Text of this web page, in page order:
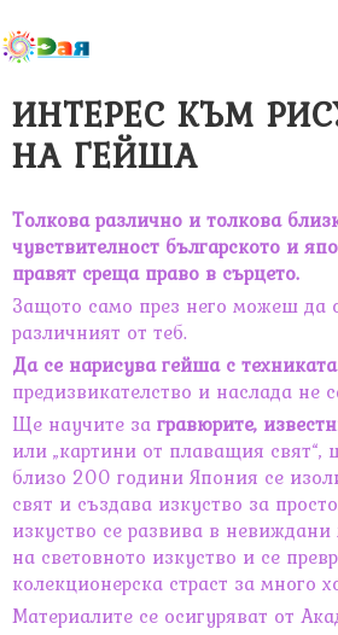
ИНТЕРЕС КЪМ
НА ГЕЙША
Толкова различно и толкова
чувствителност българското и
правят среща право в сърцето.
Защото само през него можеш да
различният от теб.
Да се нарисува гейша с
предизвикателство и наслада не
Ще научите за гравюрите,
или „картини от плаващия свят“,
близо 200 години Япония се
свят и създава изкуство за
изкуство се развива в
на световното изкуство и се
колекционерска страст за много
Материалите се осигуряват от